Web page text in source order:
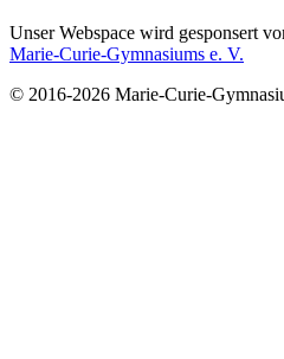
Unser Webspace wird gesponsert
Marie-Curie-Gymnasiums e. V.
© 2016-2026 Marie-Curie-